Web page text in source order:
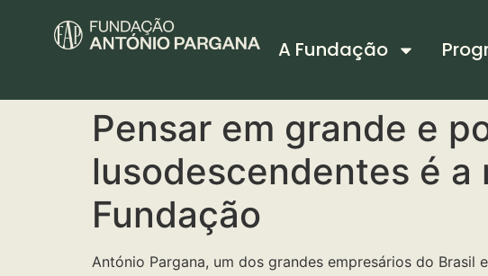
A Fundação
Pensar em grande e
lusodescendentes é a
Fundação
António Pargana, um dos grandes empresários do